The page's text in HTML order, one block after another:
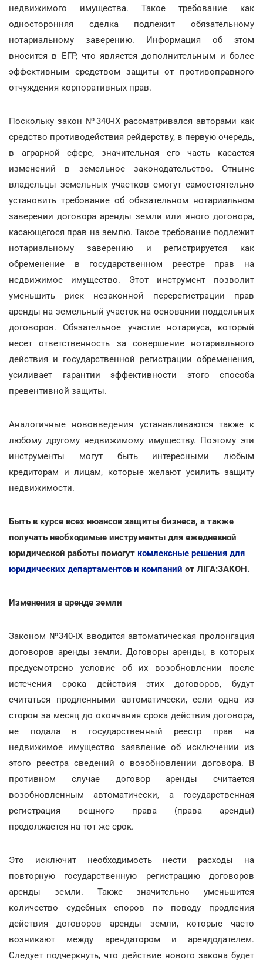
недвижимого имущества. Такое требование как
односторонняя сделка подлежит обязательному
нотариальному заверению. Информация об этом
вносится в ЕГР, что является дополнительным и более
эффективным средством защиты от противоправного
отчуждения корпоративных прав.
Поскольку закон №340-IX рассматривался авторами как
средство противодействия рейдерству, в первую очередь,
в аграрной сфере, значительная его часть касается
изменений в земельное законодательство. Отныне
владельцы земельных участков смогут самостоятельно
установить требование об обязательном нотариальном
заверении договора аренды земли или иного договора,
касающегося прав на землю. Такое требование подлежит
нотариальному заверению и регистрируется как
обременение в государственном реестре прав на
недвижимое имущество. Этот инструмент позволит
уменьшить риск незаконной перерегистрации прав
аренды на земельный участок на основании поддельных
договоров. Обязательное участие нотариуса, который
несет ответственность за совершение нотариального
действия и государственной регистрации обременения,
усиливает гарантии эффективности этого способа
превентивной защиты.
Аналогичные нововведения устанавливаются также к
любому другому недвижимому имуществу. Поэтому эти
инструменты могут быть интересными любым
кредиторам и лицам, которые желают усилить защиту
недвижимости.
Быть в курсе всех нюансов защиты бизнеса, а также
получать необходимые инструменты для ежедневной
юридической работы помогут комлексные решения для
юридических департаментов и компаний от ЛІГА:ЗАКОН.
Изменения в аренде земли
Законом №340-IX вводится автоматическая пролонгация
договоров аренды земли. Договоры аренды, в которых
предусмотрено условие об их возобновлении после
истечения срока действия этих договоров, будут
считаться продленными автоматически, если одна из
сторон за месяц до окончания срока действия договора,
не подала в государственный реестр прав на
недвижимое имущество заявление об исключении из
этого реестра сведений о возобновлении договора. В
противном случае договор аренды считается
возобновленным автоматически, а государственная
регистрация вещного права (права аренды)
продолжается на тот же срок.
Это исключит необходимость нести расходы на
повторную государственную регистрацию договоров
аренды земли. Также значительно уменьшится
количество судебных споров по поводу продления
действия договоров аренды земли, которые часто
возникают между арендатором и арендодателем.
Следует подчеркнуть, что действие нового закона будет